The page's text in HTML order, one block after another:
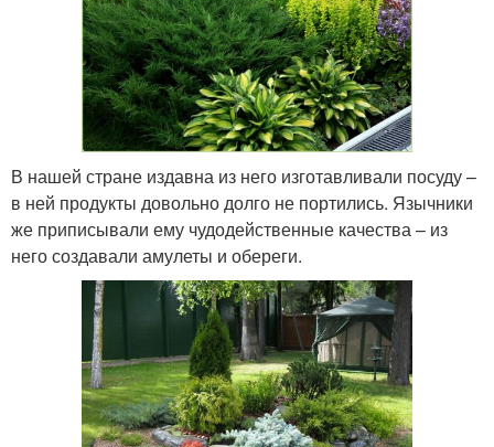
В нашей стране издавна из него изготавливали посуду –
в ней продукты довольно долго не портились. Язычники
же приписывали ему чудодейственные качества – из
него создавали амулеты и обереги.